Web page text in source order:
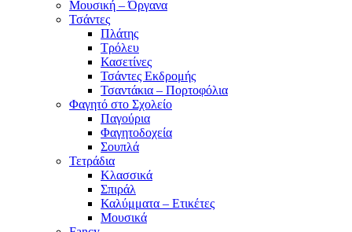
Μουσική – Όργανα
Τσάντες
Πλάτης
Τρόλευ
Κασετίνες
Τσάντες Εκδρομής
Τσαντάκια – Πορτοφόλια
Φαγητό στο Σχολείο
Παγούρια
Φαγητοδοχεία
Σουπλά
Τετράδια
Κλασσικά
Σπιράλ
Καλύμματα – Ετικέτες
Μουσικά